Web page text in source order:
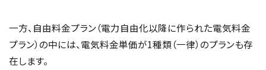
一方、自由料金プラン（電力自由化以降に作られた電気料金
プラン）の中には、電気料金単価が1種類（一律）のプランも存
在します。